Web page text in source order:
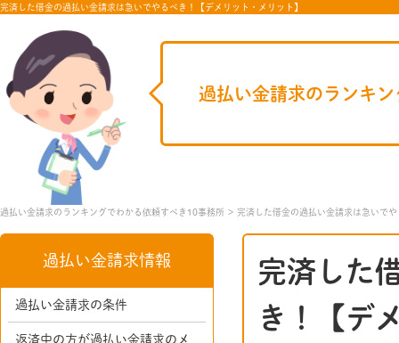
完済した借金の過払い金請求は急いでやるべき！【デメリット・メリット】
過払い金請求のランキ
過払い金請求のランキングでわかる依頼すべき10事務所 完済した借金の過払い金請求は急いで
完済した
き！【デ
過払い金請求情報
過払い金請求の条件
返済中の方が過払い金請求のメ